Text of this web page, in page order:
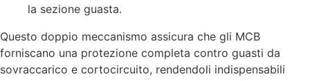
la sezione guasta.
Questo doppio meccanismo assicura che gli MCB
forniscano una protezione completa contro guasti da
sovraccarico e cortocircuito, rendendoli indispensabili